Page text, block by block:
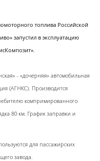
топлива Российской
запустил в эксплуатацию
- «дочерняя» автомобильная
(АГНКС). Производится
компримированного
80 км. График заправки и
для пассажирских
завода.